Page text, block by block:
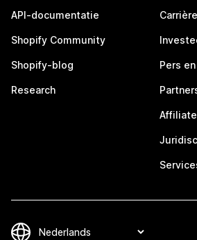
API-documentatie
Shopify Community
Shopify-blog
Research
Pers